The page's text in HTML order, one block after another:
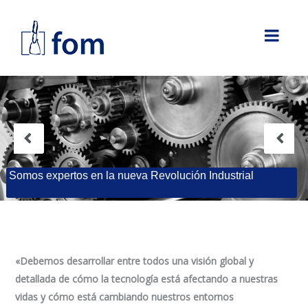
Somos expertos en la nueva Revolución Industrial
«Debemos desarrollar entre todos una visión global y
detallada de cómo la tecnología está afectando a nuestras
vidas y cómo está cambiando nuestros entornos